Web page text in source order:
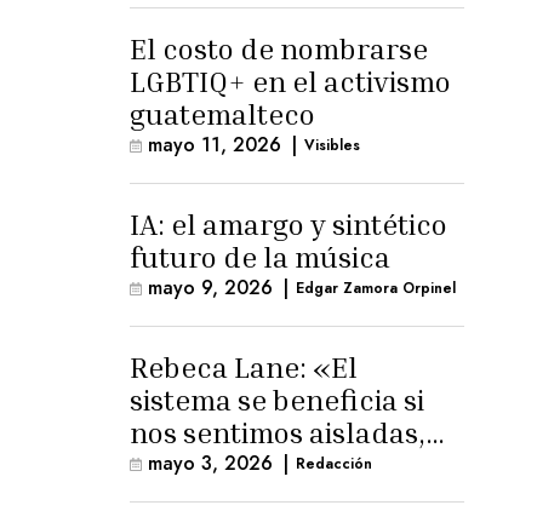
El costo de nombrarse
LGBTIQ+ en el activismo
guatemalteco
mayo 11, 2026 | Visibles
IA: el amargo y sintético
futuro de la música
mayo 9, 2026 | Edgar Zamora Orpinel
Rebeca Lane: «El
sistema se beneficia si
nos sentimos aisladas,
sin esperanza o espacio
para la ternura»
mayo 3, 2026 | Redacción